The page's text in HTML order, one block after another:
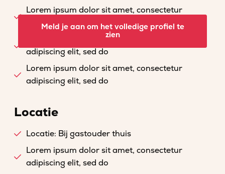
Lorem ipsum dolor sit amet, consectetur
adipiscing elit, sed do
Lorem ipsum dolor sit amet, consectetur
adipiscing elit, sed do
Lorem ipsum dolor sit amet, consectetur
adipiscing elit, sed do
Meld je aan om het volledige profiel te
zien
Locatie
Locatie: Bij gastouder thuis
Lorem ipsum dolor sit amet, consectetur
adipiscing elit, sed do